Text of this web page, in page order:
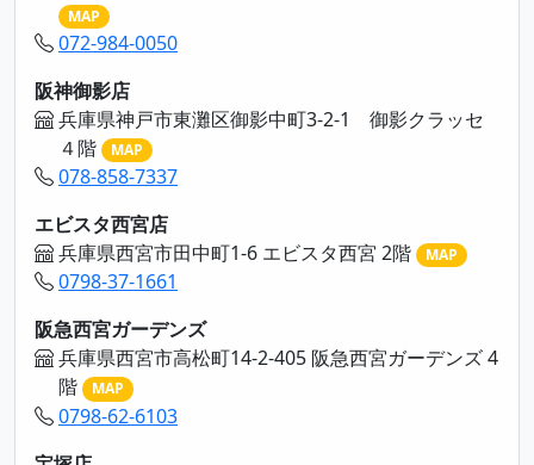
MAP
072-984-0050
阪神御影店
兵庫県神戸市東灘区御影中町3-2-1 御影クラッセ
４階
MAP
078-858-7337
エビスタ西宮店
兵庫県西宮市田中町1-6 エビスタ西宮 2階
MAP
0798-37-1661
阪急西宮ガーデンズ
兵庫県西宮市高松町14-2-405 阪急西宮ガーデンズ 4
階
MAP
0798-62-6103